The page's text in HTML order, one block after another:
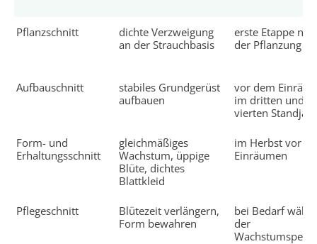
Pflanzschnitt
dichte Verzweigung
an der Strauchbasis
erste Etappe
der Pflanzung
Aufbauschnitt
stabiles Grundgerüst
aufbauen
vor dem
im dritten und
vierten Standjahr
Form- und
Erhaltungsschnitt
gleichmäßiges
Wachstum, üppige
Blüte, dichtes
Blattkleid
im Herbst vor
Einräumen
Pflegeschnitt
Blütezeit verlängern,
Form bewahren
bei Bedarf
der